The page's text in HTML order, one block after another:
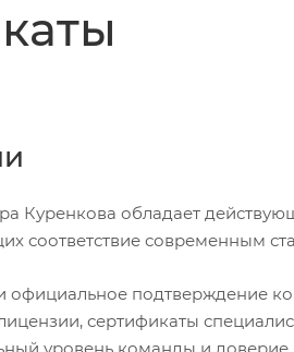
Куренкова обладает
соответствие современным
официальное подтверждение
сертификаты